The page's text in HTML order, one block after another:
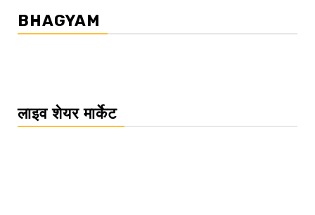
BHAGYAM
लाइव शेयर मार्केट